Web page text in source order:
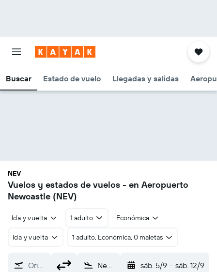
Buscar Estado de vuelo Llegadas y salidas
NEV
Vuelos y estados de vuelos - en Aeropuerto
Newcastle (NEV)
Ida y vuelta 1 adulto Económica
Ida y vuelta 1 adulto, Económica, 0 maletas
Origen Newcastle (NEV) sáb. 5/9 - sáb. 12/9